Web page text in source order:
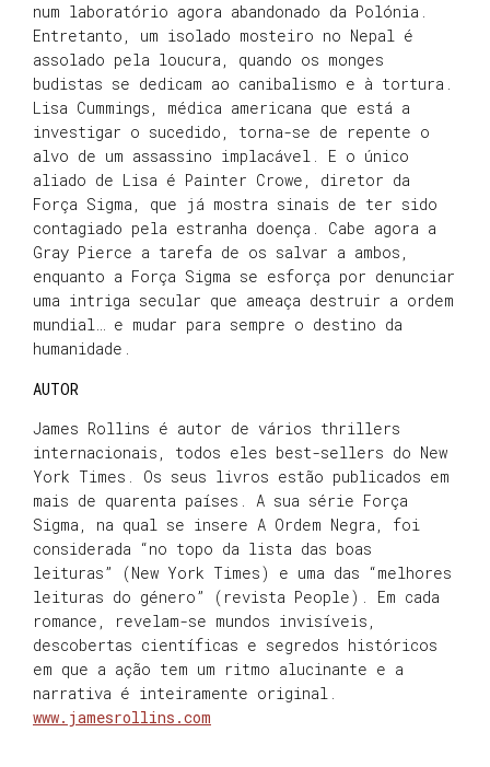
num laboratório agora abandonado da Polónia.
Entretanto, um isolado mosteiro no Nepal é
assolado pela loucura, quando os monges
budistas se dedicam ao canibalismo e à tortura.
Lisa Cummings, médica americana que está a
investigar o sucedido, torna-se de repente o
alvo de um assassino implacável. E o único
aliado de Lisa é Painter Crowe, diretor da
Força Sigma, que já mostra sinais de ter sido
contagiado pela estranha doença. Cabe agora a
Gray Pierce a tarefa de os salvar a ambos,
enquanto a Força Sigma se esforça por denunciar
uma intriga secular que ameaça destruir a ordem
mundial… e mudar para sempre o destino da
humanidade.
AUTOR
James Rollins é autor de vários thrillers
internacionais, todos eles best-sellers do New
York Times. Os seus livros estão publicados em
mais de quarenta países. A sua série Força
Sigma, na qual se insere A Ordem Negra, foi
considerada “no topo da lista das boas
leituras” (New York Times) e uma das “melhores
leituras do género” (revista People). Em cada
romance, revelam-se mundos invisíveis,
descobertas científicas e segredos históricos
em que a ação tem um ritmo alucinante e a
narrativa é inteiramente original.
www.jamesrollins.com